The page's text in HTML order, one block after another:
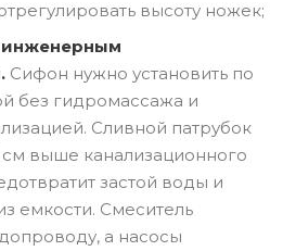
высоту ножек;
Сифон нужно установить по
без гидромассажа и
Сливной патрубок
см выше канализационного
застой воды и
емкости. Смеситель
а насосы